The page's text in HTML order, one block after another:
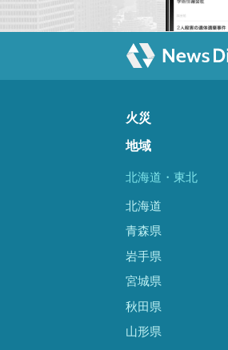
火災
地域
北海道・東北
北海道
青森県
岩手県
宮城県
秋田県
山形県